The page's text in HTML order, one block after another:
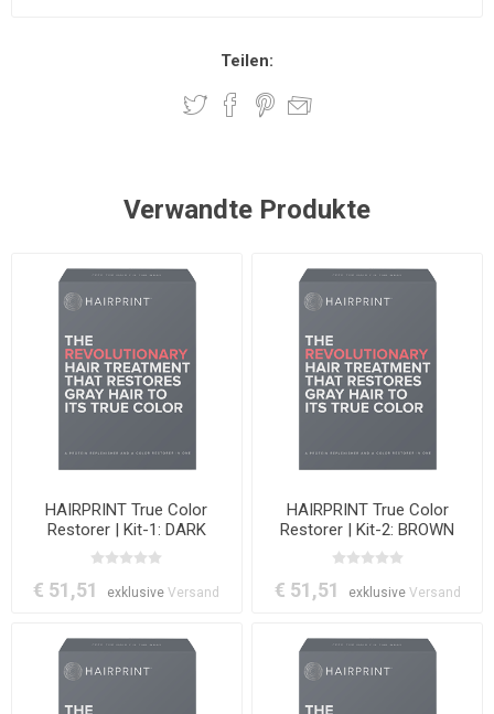
Teilen:
Verwandte Produkte
HAIRPRINT True Color
Restorer | Kit-1: DARK
€ 51,51 exklusiveVersand
HAIRPRINT True Color
Restorer | Kit-2: BROWN
€ 51,51 exklusive Versand